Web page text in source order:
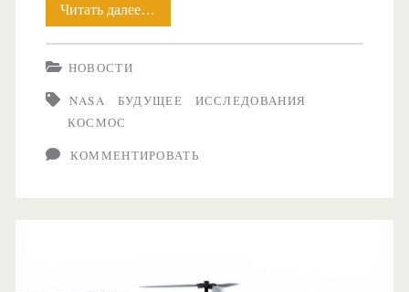
Читать далее…
встречай!
представили
НОВОСТИ
NASA
БУДУЩЕЕ
ИССЛЕДОВАНИЯ
КОСМОС
КОММЕНТИРОВАТЬ